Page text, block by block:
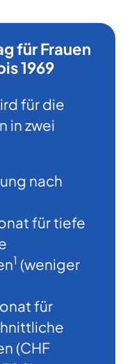
für Frauen
1969
für die
in zwei
nach
für tiefe
1 (weniger
für
(CHF